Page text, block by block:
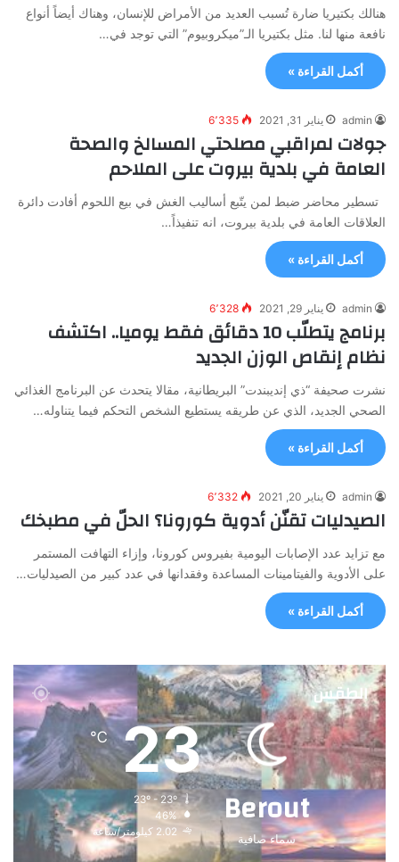
هنالك بكتيريا ضارة تُسبب العديد من الأمراض للإنسان، وهناك أيضاً أنواع
نافعة منها لنا. مثل بكتيريا الـ”ميكروبيوم” التي توجد في…
أكمل القراءة »
admin يناير 31, 2021 6٬335
جولات لمراقبي مصلحتي المسالخ والصحة
العامة في بلدية بيروت على الملاحم
تسطير محاضر ضبط لمن يتّبع أساليب الغش في بيع اللحوم أفادت دائرة
العلاقات العامة في بلدية بيروت، انه تنفيذاً…
أكمل القراءة »
admin يناير 29, 2021 6٬328
برنامج يتطلّب 10 دقائق فقط يوميا.. اكتشف
نظام إنقاص الوزن الجديد
نشرت صحيفة “ذي إنديبندت” البريطانية، مقالا يتحدث عن البرنامج الغذائي
الصحي الجديد، الذي عن طريقه يستطيع الشخص التحكم فيما يتناوله…
أكمل القراءة »
admin يناير 20, 2021 6٬332
الصيدليات تقنّن أدوية كورونا؟ الحلّ في مطبخك
مع تزايد عدد الإصابات اليومية بفيروس كورونا، وإزاء التهافت المستمر
على الأدوية والفيتامينات المساعدة وفقدانها في عدد كبير من الصيدليات…
أكمل القراءة »
الطقس
Berout
سماء صافية
23
℃
23º - 23º
46%
2.02 كيلومتر/ساعة